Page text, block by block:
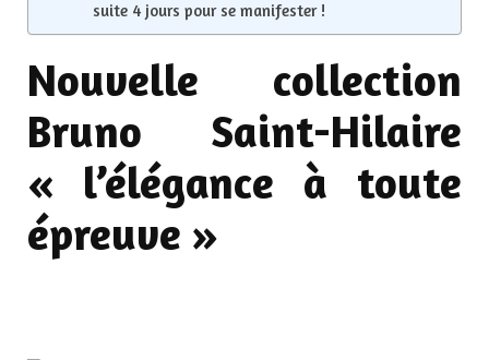
suite 4 jours pour se manifester !
Nouvelle collection
Bruno Saint-Hilaire
« l’élégance à toute
épreuve »